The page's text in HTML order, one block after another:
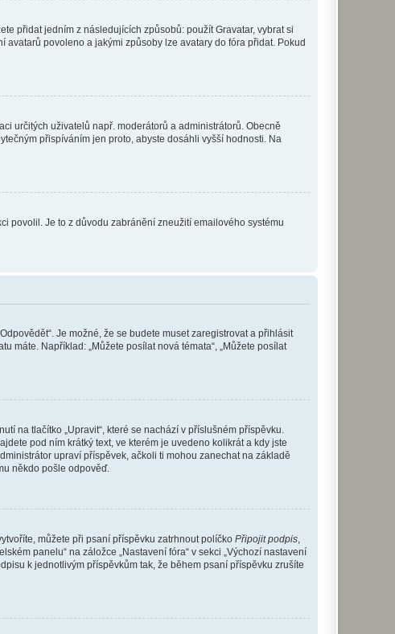
přidat jedním z následujících způsobů: použít Gravatar, vybrat si
povoleno a jakými způsoby lze avatary do fóra přidat. Pokud
určitých uživatelů např. moderátorů a administrátorů. Obecně
přispíváním jen proto, abyste dosáhli vyšší hodnosti. Na
povolil. Je to z důvodu zabránění zneužití emailového systému
Je možné, že se budete muset zaregistrovat a přihlásit
máte. Například: „Můžete posílat nová témata“, „Můžete posílat
na tlačítko „Upravit“, které se nachází v příslušném příspěvku.
pod ním krátký text, ve kterém je uvedeno kolikrát a kdy jste
upraví příspěvek, ačkoli ti mohou zanechat na základě
někdo pošle odpověď.
můžete při psaní příspěvku zatrhnout políčko Připojit podpis
panelu“ na záložce „Nastavení fóra“ v sekci „Výchozí nastavení
k jednotlivým příspěvkům tak, že během psaní příspěvku zrušíte